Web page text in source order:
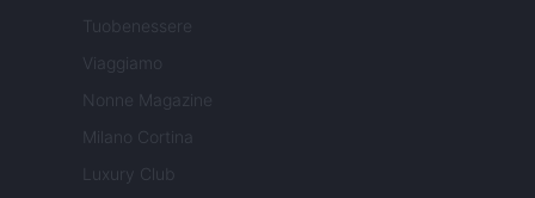
Tuobenessere
Viaggiamo
Nonne Magazine
Milano Cortina
Luxury Club